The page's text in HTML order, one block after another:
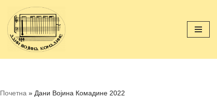
Скочи
на
садржај
Почетна » Дани Војина Комадине 2022